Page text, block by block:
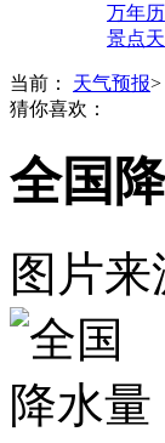
万年历
景点
当前： 天气预报>
猜你喜欢：
全国
图片